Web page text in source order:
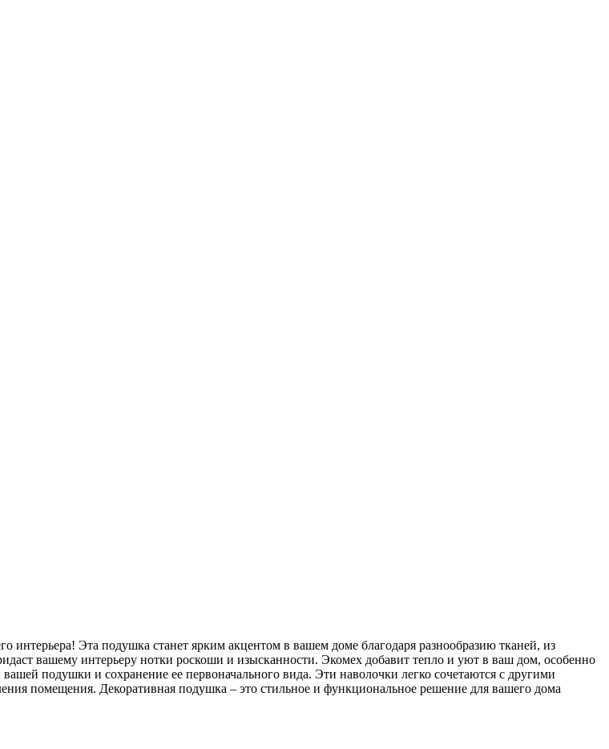
Эта подушка станет ярким акцентом в вашем доме благодаря разнообразию тканей, из
вашему интерьеру нотки роскоши и изысканности. Экомех добавит тепло и уют в ваш дом, особенно
подушки и сохранение ее первоначального вида. Эти наволочки легко сочетаются с другими
помещения. Декоративная подушка – это стильное и функциональное решение для вашего дома